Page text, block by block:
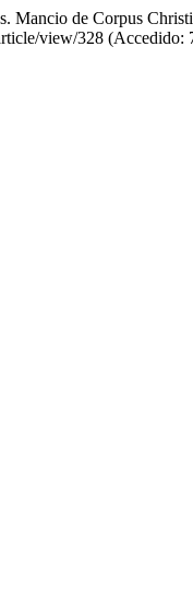
Mancio de Corpus
view/328 (Accedido: